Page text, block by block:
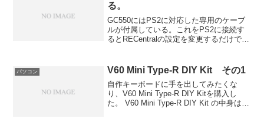
る。
GC550にはPS2に対応した専用のケーブ
ルが付属している。これをPS2に接続す
るとRECentralの設定を変更するだけで、
が、仕様上PS1のゲームの解像度には対
応し...
パソコン V60 Mini Type-R DIY Kit その1
自作キーボードに手を出してみたくな
り、V60 Mini Type-R DIY Kitを購入し
た。 V60 Mini Type-R DIY Kit の中身は、